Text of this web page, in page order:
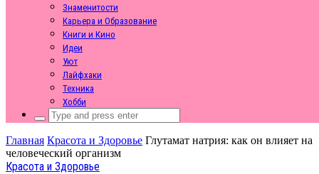
Знаменитости
Карьера и Образование
Книги и Кино
Идеи
Уют
Лайфхаки
Техника
Хобби
Search
for:
Главная Красота и Здоровье Глутамат натрия: как он влияет на
человеческий организм
Красота и Здоровье